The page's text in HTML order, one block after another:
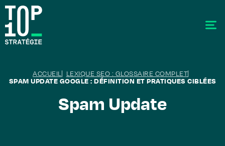
ACCUEIL
LEXIQUE SEO : GLOSSAIRE COMPLET
SPAM UPDATE GOOGLE : DÉFINITION ET PRATIQUES CIBLÉES
Spam Update